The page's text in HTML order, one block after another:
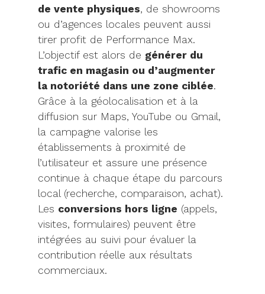
de vente physiques, de showrooms
ou d’agences locales peuvent aussi
tirer profit de Performance Max.
L’objectif est alors de générer du
trafic en magasin ou d’augmenter
la notoriété dans une zone ciblée.
Grâce à la géolocalisation et à la
diffusion sur Maps, YouTube ou Gmail,
la campagne valorise les
établissements à proximité de
l’utilisateur et assure une présence
continue à chaque étape du parcours
local (recherche, comparaison, achat).
Les conversions hors ligne (appels,
visites, formulaires) peuvent être
intégrées au suivi pour évaluer la
contribution réelle aux résultats
commerciaux.